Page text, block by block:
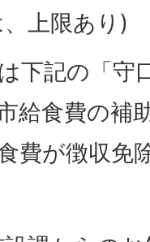
上限あり)
下記の「守
給食費の補
費が徴収免